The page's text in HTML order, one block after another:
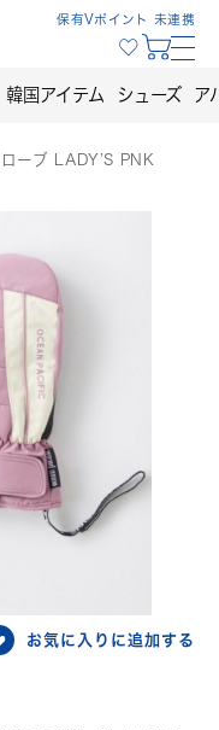
保有Vポイント 未連携
韓国アイテム シューズ ア
ーブ LADY’S PNK
お気に入りに追加する